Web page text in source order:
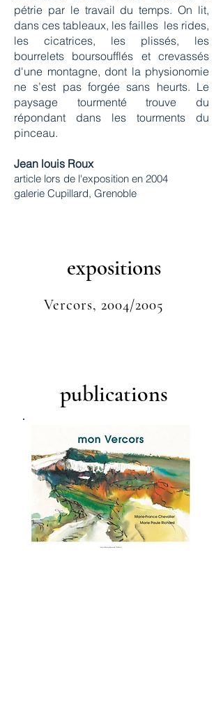
pétrie par le travail du temps. On lit,
dans ces tableaux, les failles les rides,
les cicatrices, les plissés, les
bourrelets boursoufflés et crevassés
d'une montagne, dont la physionomie
ne s’est pas forgée sans heurts. Le
paysage tourmenté trouve du
répondant dans les tourments du
pinceau.
Jean louis Roux
article lors de l'exposition en 2004
galerie Cupillard, Grenoble
expositions
Vercors, 2004/2005
publications